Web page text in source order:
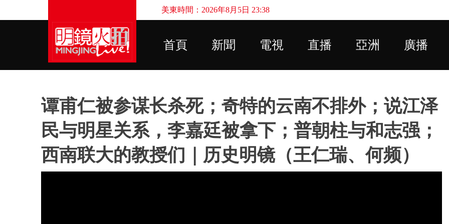
美東時間：2026年8月5日 23:38
首頁 新聞 電視 直播 亞洲 廣播
谭甫仁被参谋长杀死；奇特的云南不排外；说江泽
民与明星关系，李嘉廷被拿下；普朝柱与和志强；
西南联大的教授们｜历史明镜（王仁瑞、何频）